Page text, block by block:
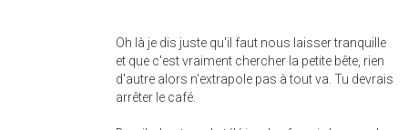
Oh là je dis juste qu'il faut nous laisser tranquille
et que c'est vraiment chercher la petite bête, rien
d'autre alors n'extrapole pas à tout va. Tu devrais
arrêter le café.